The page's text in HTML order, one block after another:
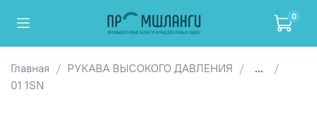
0
Главная РУКАВА ВЫСОКОГО ДАВЛЕНИЯ
...
01 1SN